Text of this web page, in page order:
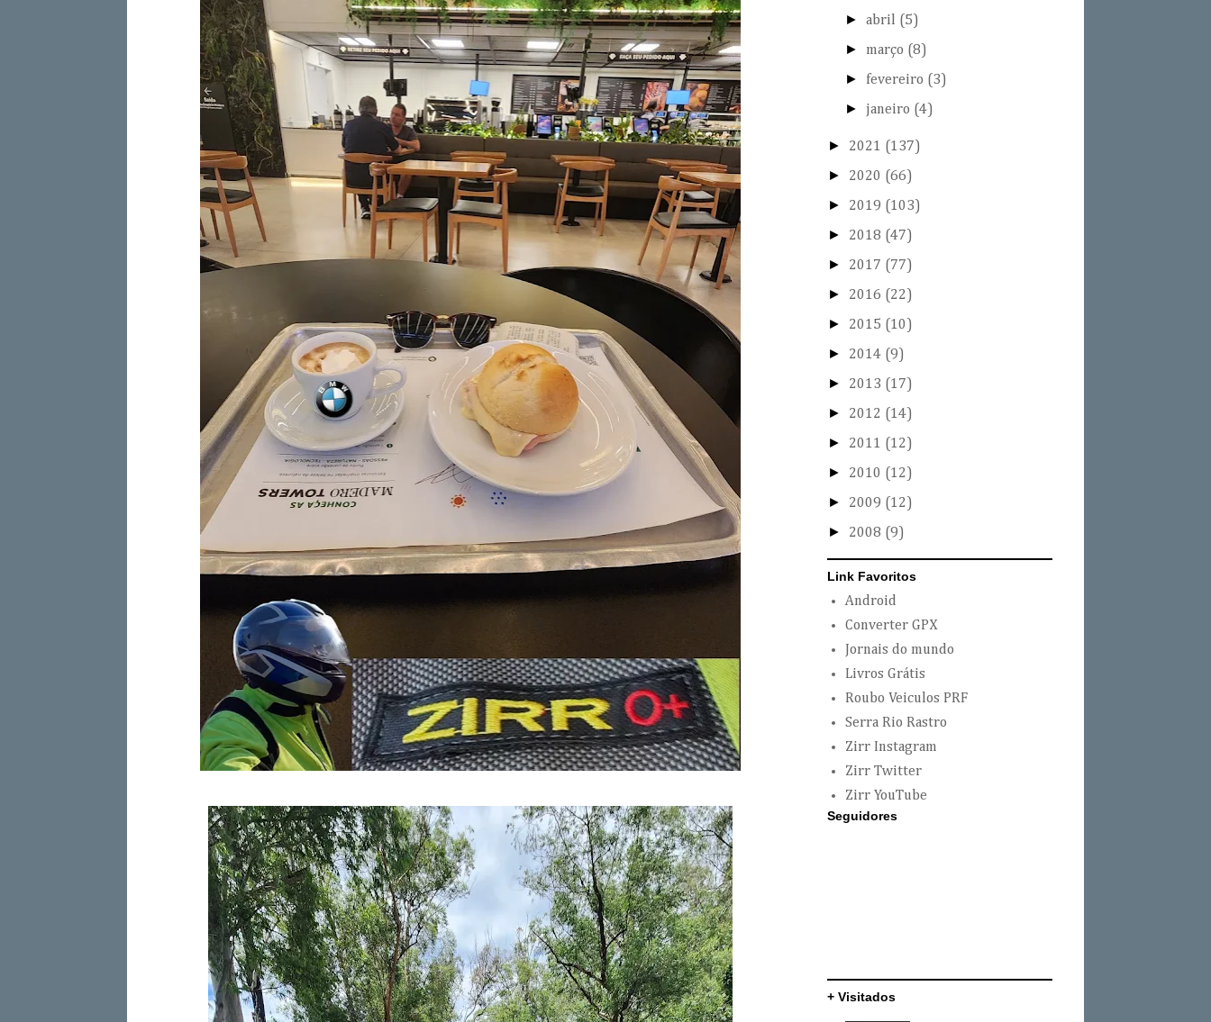
►abril (5)
► março (8)
► fevereiro (3)
► janeiro (4)
► 2021 (137)
► 2020 (66)
► 2019 (103)
► 2018 (47)
► 2017 (77)
► 2016 (22)
► 2015 (10)
► 2014 (9)
► 2013 (17)
► 2012 (14)
► 2011 (12)
► 2010 (12)
► 2009 (12)
► 2008 (9)
Link Favoritos
Android
Converter GPX
Jornais do mundo
Livros Grátis
Roubo Veiculos PRF
Serra Rio Rastro
Zirr Instagram
Zirr Twitter
Zirr YouTube
Seguidores
+ Visitados